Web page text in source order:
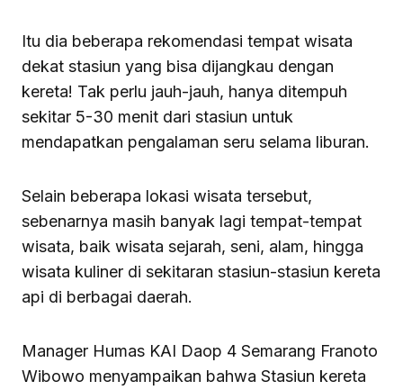
Itu dia beberapa rekomendasi tempat wisata
dekat stasiun yang bisa dijangkau dengan
kereta! Tak perlu jauh-jauh, hanya ditempuh
sekitar 5-30 menit dari stasiun untuk
mendapatkan pengalaman seru selama liburan.
Selain beberapa lokasi wisata tersebut,
sebenarnya masih banyak lagi tempat-tempat
wisata, baik wisata sejarah, seni, alam, hingga
wisata kuliner di sekitaran stasiun-stasiun kereta
api di berbagai daerah.
Manager Humas KAI Daop 4 Semarang Franoto
Wibowo menyampaikan bahwa Stasiun kereta